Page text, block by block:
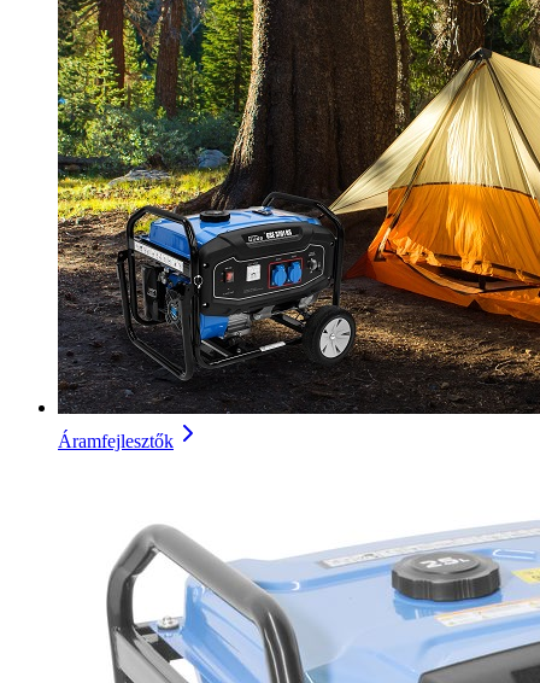
Áramfejlesztők